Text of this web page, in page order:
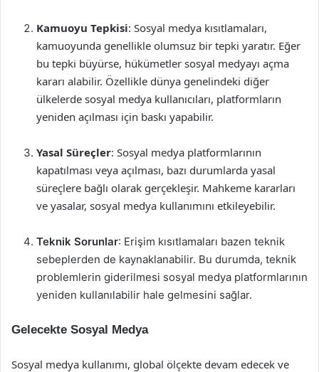
Kamuoyu Tepkisi: Sosyal medya kısıtlamaları,
kamuoyunda genellikle olumsuz bir tepki yaratır. Eğer
bu tepki büyürse, hükümetler sosyal medyayı açma
kararı alabilir. Özellikle dünya genelindeki diğer
ülkelerde sosyal medya kullanıcıları, platformların
yeniden açılması için baskı yapabilir.
Yasal Süreçler: Sosyal medya platformlarının
kapatılması veya açılması, bazı durumlarda yasal
süreçlere bağlı olarak gerçekleşir. Mahkeme kararları
ve yasalar, sosyal medya kullanımını etkileyebilir.
Teknik Sorunlar: Erişim kısıtlamaları bazen teknik
sebeplerden de kaynaklanabilir. Bu durumda, teknik
problemlerin giderilmesi sosyal medya platformlarının
yeniden kullanılabilir hale gelmesini sağlar.
Gelecekte Sosyal Medya
Sosyal medya kullanımı, global ölçekte devam edecek ve